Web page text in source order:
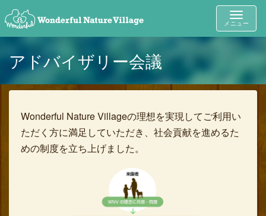
Toggle
メニュー
アドバイザリー会議
Wonderful Nature Villageの理想を実現してご利用い
ただく方に満足していただき、社会貢献を進めるた
めの制度を立ち上げました。